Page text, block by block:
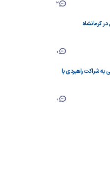
2
کرمانشاه
0
به شراکت راهبردی با
0